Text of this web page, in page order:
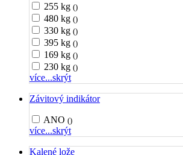
255 kg ()
480 kg ()
330 kg ()
395 kg ()
169 kg ()
230 kg ()
více...skrýt
Závitový indikátor
ANO ()
více...skrýt
Kalené lože